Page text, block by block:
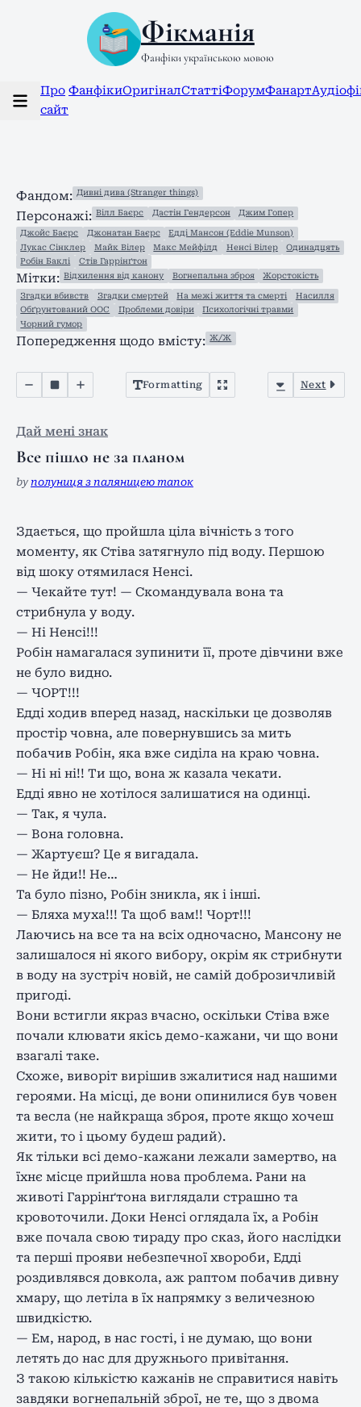
Фікманія
Фанфіки українською мовою
Про
сайт
ФанфікиОригіналСтаттіФорумФанарт
Фандом: Дивні дива (Stranger things)
Персонажі: Вілл Баєрс Дастін Гендерсон Джим Гопер
Джойс Баєрс Джонатан Баєрс
Едді Мансон (Eddie Munson)
Лукас Сінклер
Майк Вілер Макс Мейфілд Ненсі Вілер
Одинадцять
Робін Баклі
Стів Гаррінґтон
Мітки: Відхилення від канону Вогнепальна зброя Жорстокість
Згадки вбивств Згадки смертей На межі життя та смерті
Насилля
Обґрунтований ООС
Проблеми довіри
Психологічні травми
Чорний гумор
Попередження щодо вмісту: Ж/Ж
Formatting Next
Дай мені знак
Все пішло не за планом
by полуниця з паляницею тапок
Здається, що пройшла ціла вічність з того
моменту, як Стіва затягнуло під воду. Першою
від шоку отямилася Ненсі.
— Чекайте тут! — Скомандувала вона та
стрибнула у воду.
— Ні Ненсі!!!
Робін намагалася зупинити її, проте дівчини вже
не було видно.
— ЧОРТ!!!
Едді ходив вперед назад, наскільки це дозволяв
простір човна, але повернувшись за мить
побачив Робін, яка вже сиділа на краю човна.
— Ні ні ні!! Ти що, вона ж казала чекати.
Едді явно не хотілося залишатися на одинці.
— Так, я чула.
— Вона головна.
— Жартуєш? Це я вигадала.
— Не йди!! Не…
Та було пізно, Робін зникла, як і інші.
— Бляха муха!!! Та щоб вам!! Чорт!!!
Лаючись на все та на всіх одночасно, Мансону не
залишалося ні якого вибору, окрім як стрибнути
в воду на зустріч новій, не самій доброзичливій
пригоді.
Вони встигли якраз вчасно, оскільки Стіва вже
почали клювати якісь демо-кажани, чи що вони
взагалі таке.
Схоже, виворіт вирішив зжалитися над нашими
героями. На місці, де вони опинилися був човен
та весла (не найкраща зброя, проте якщо хочеш
жити, то і цьому будеш радий).
Як тільки всі демо-кажани лежали замертво, на
їхнє місце прийшла нова проблема. Рани на
животі Гаррінґтона виглядали страшно та
кровоточили. Доки Ненсі оглядала їх, а Робін
вже почала свою тираду про сказ, його наслідки
та перші прояви небезпечної хвороби, Едді
роздивлявся довкола, аж раптом побачив дивну
хмару, що летіла в їх напрямку з величезною
швидкістю.
— Ем, народ, в нас гості, і не думаю, що вони
летять до нас для дружнього привітання.
З такою кількістю кажанів не справитися навіть
завдяки вогнепальній зброї, не те, що з двома